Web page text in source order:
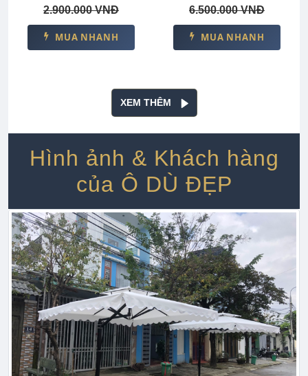
2.900.000 VNĐ
MUA NHANH
6.500.000 VNĐ
MUA NHANH
XEM THÊM
Hình ảnh & Khách hàng
của Ô DÙ ĐẸP